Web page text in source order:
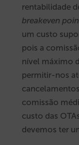
rentabilidade
breakeven
um custo
pois a
nível máximo
permitir-nos
comissão
custo das
devemos ter